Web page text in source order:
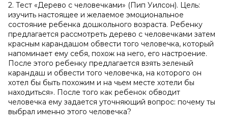
2. Тест «Дерево с человечками» (Пип Уилсон). Цель:
изучить настоящее и желаемое эмоциональное
состояние ребенка дошкольного возраста. Ребенку
предлагается рассмотреть дерево с человечками затем
красным карандашом обвести того человечка, который
напоминает ему себя, похож на него, его настроение.
После этого ребенку предлагается взять зеленый
карандаш и обвести того человечка, на которого он
хотел бы быть похожим и на чьем месте хотели бы
находиться». После того как ребенок обводит
человечка ему задается уточняющий вопрос: почему ты
выбрал именно этого человечка?